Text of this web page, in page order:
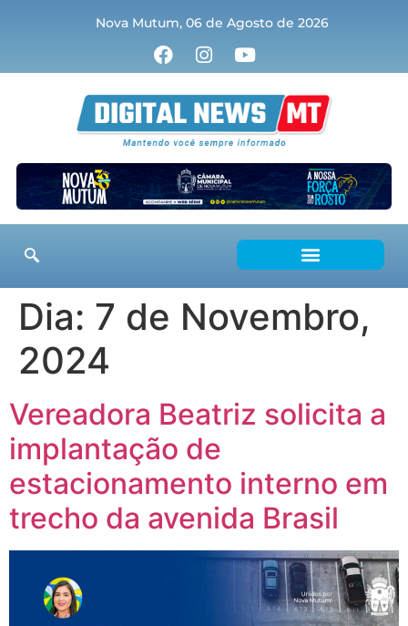
Nova Mutum, 06 de Agosto de 2026
Dia: 7 de Novembro,
2024
Vereadora Beatriz solicita a
implantação de
estacionamento interno em
trecho da avenida Brasil